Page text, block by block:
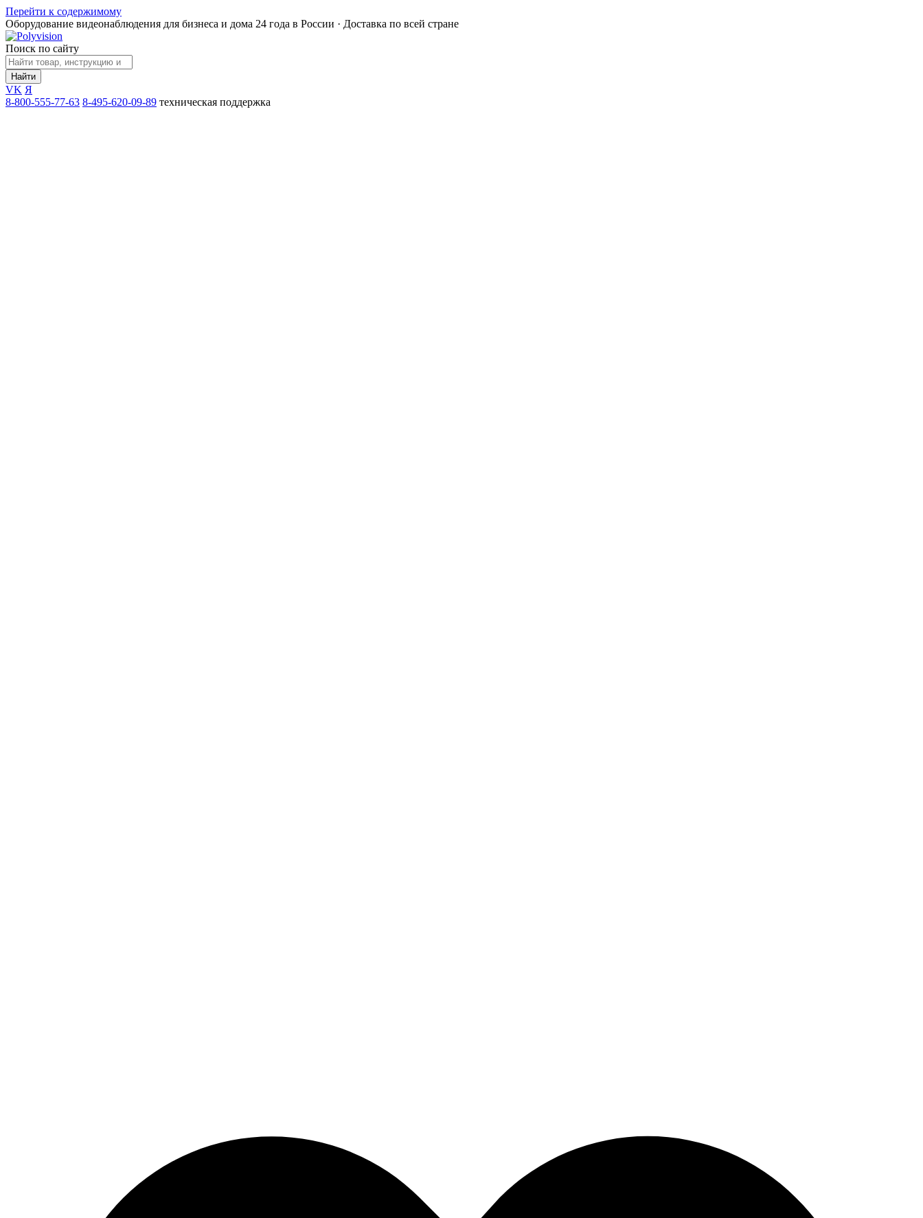
Перейти к содержимому
Оборудование видеонаблюдения для бизнеса и дома 24 года в России · Доставка по всей стране
Поиск по сайту
Найти
VK Я
8-800-555-77-63 8-495-620-09-89 техническая поддержка